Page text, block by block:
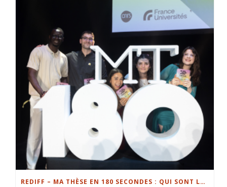
REDIFF – MA THÈSE EN 180 SECONDES : QUI SONT LES FINALISTES EN LORRAINE ?